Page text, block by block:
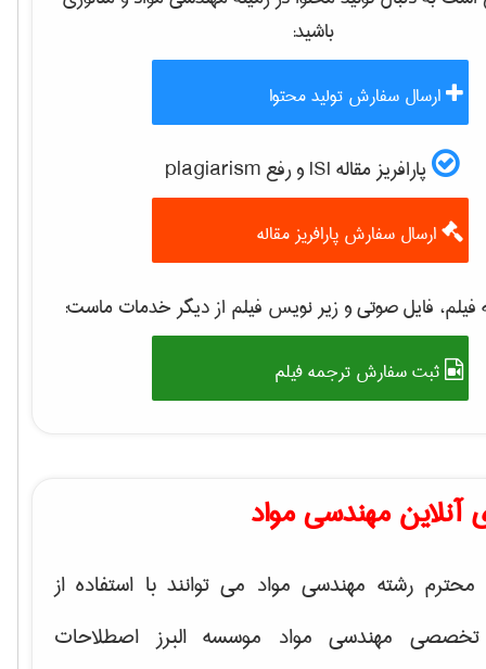
باشید:
ارسال سفارش تولید محتوا
پارافریز مقاله ISI و رفع plagiarism
ارسال سفارش پارافریز مقاله
فایل صوتی و زیر نویس فیلم از دیگر خدمات ماست:
ثبت سفارش ترجمه فیلم
آنلاین مهندسی مواد
محترم رشته مهندسی مواد می توانند با استفاده از
مهندسی مواد موسسه البرز اصطلاحات